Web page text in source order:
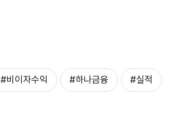
#비이자수익 #하나금융 #실적